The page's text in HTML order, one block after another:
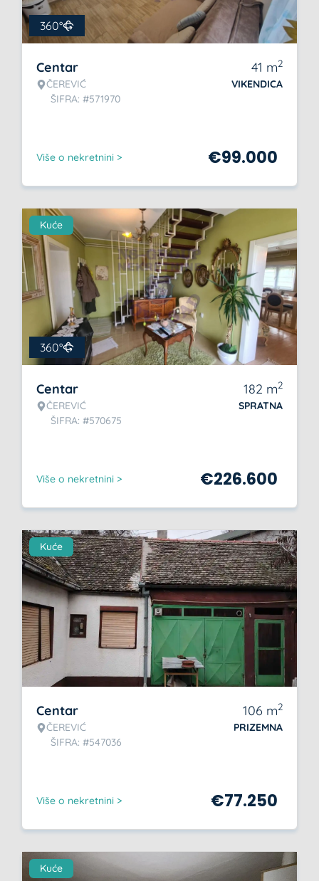
360°
Centar
ČEREVIĆ
ŠIFRA: #571970
41 m2
VIKENDICA
Više o nekretnini > €99.000
Kuće
360°
Centar
ČEREVIĆ
ŠIFRA: #570675
182 m2
SPRATNA
Više o nekretnini > €226.600
Kuće
Centar
ČEREVIĆ
ŠIFRA: #547036
106 m2
PRIZEMNA
Više o nekretnini > €77.250
Kuće